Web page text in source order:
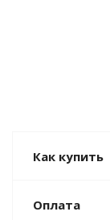
Как купить
Оплата